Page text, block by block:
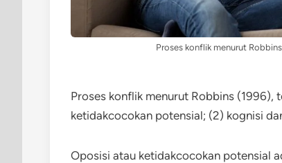
Proses konflik menurut
Proses konflik menurut Robbins
ketidakcocokan potensial; (2) kognisi
Oposisi atau ketidakcocokan potensial